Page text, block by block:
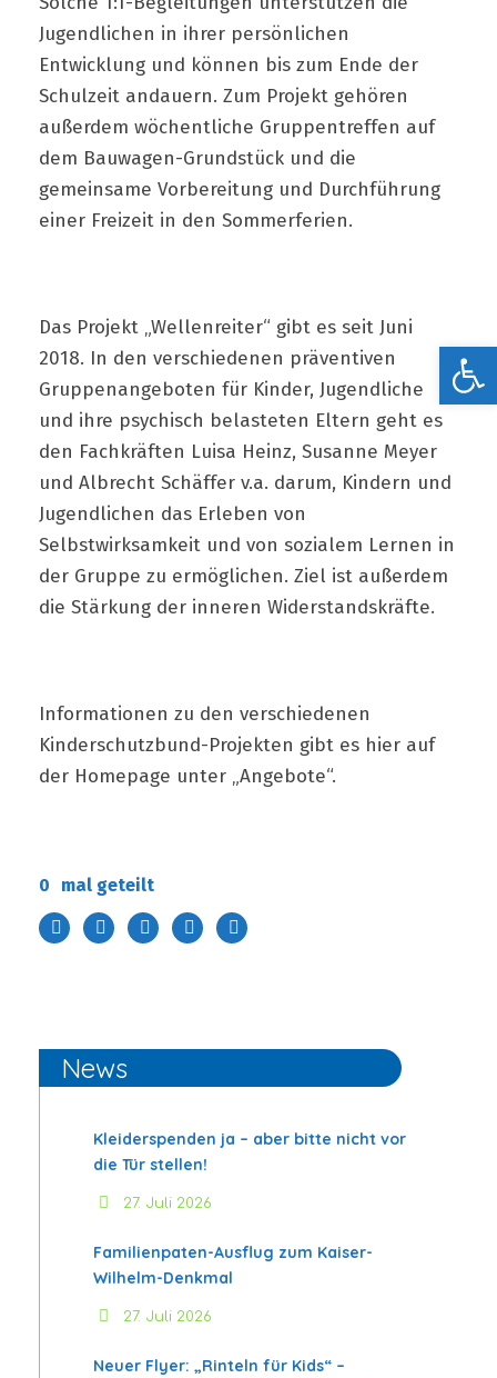
Jugendlichen in ihrer persönlichen
Entwicklung und können bis zum Ende der
Schulzeit andauern. Zum Projekt gehören
außerdem wöchentliche Gruppentreffen auf
dem Bauwagen-Grundstück und die
gemeinsame Vorbereitung und Durchführung
einer Freizeit in den Sommerferien.
Das Projekt „Wellenreiter“ gibt es seit Juni
2018. In den verschiedenen präventiven
Gruppenangeboten für Kinder, Jugendliche
und ihre psychisch belasteten Eltern geht es
den Fachkräften Luisa Heinz, Susanne Meyer
und Albrecht Schäffer v.a. darum, Kindern und
Jugendlichen das Erleben von
Selbstwirksamkeit und von sozialem Lernen in
der Gruppe zu ermöglichen. Ziel ist außerdem
die Stärkung der inneren Widerstandskräfte.
Informationen zu den verschiedenen
Kinderschutzbund-Projekten gibt es hier auf
der Homepage unter „Angebote“.
0 mal geteilt
News
Kleiderspenden ja – aber bitte nicht vor
die Tür stellen!
27. Juli 2026
Familienpaten-Ausflug zum Kaiser-
Wilhelm-Denkmal
27. Juli 2026
Neuer Flyer: „Rinteln für Kids“ –
Werkzeugleiste öffnen